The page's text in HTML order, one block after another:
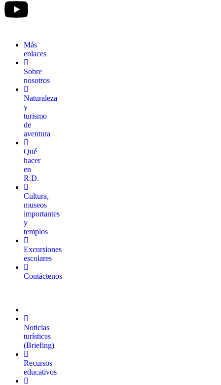
Más
enlaces
Sobre
nosotros
Naturaleza
y
turismo
de
aventura
Qué
hacer
en
R.D.
Cultura,
museos
importantes
y
templos
Excursiones
escolares
Contáctenos
Noticias
turísticas
(Briefing)
Recursos
educativos